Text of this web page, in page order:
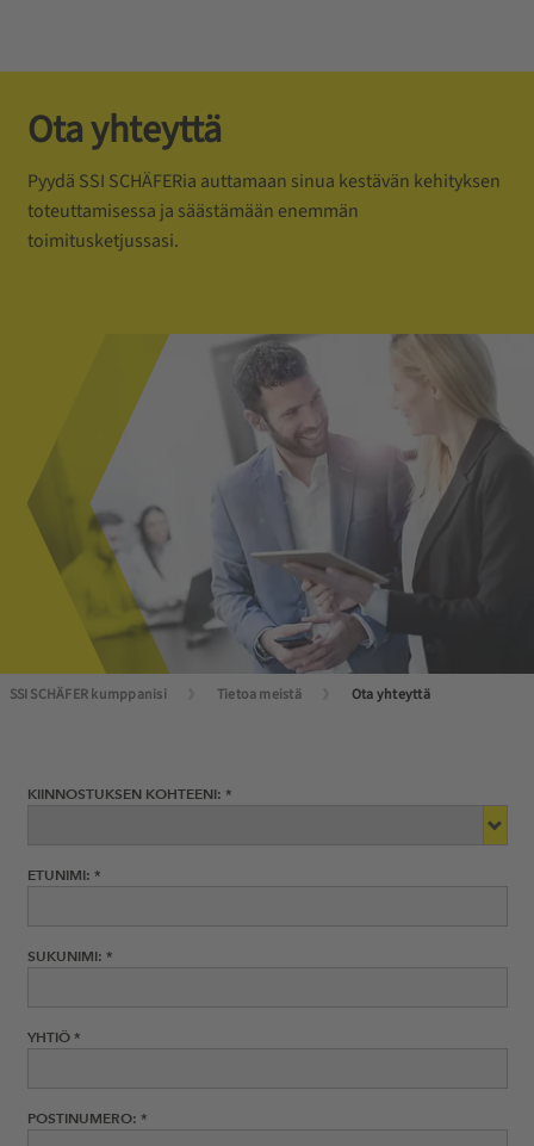
Ota yhteyttä
Pyydä SSI SCHÄFERia auttamaan sinua kestävän kehityksen
toteuttamisessa ja säästämään enemmän
toimitusketjussasi.
SSI SCHÄFER kumppanisi Tietoa meistä Ota yhteyttä